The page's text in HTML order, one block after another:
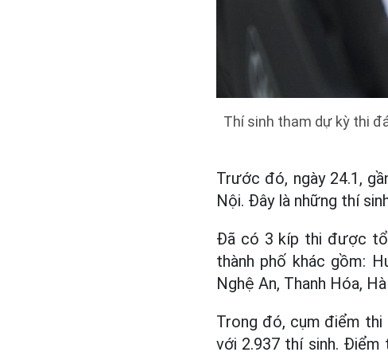
Thí sinh tham dự kỳ thi
Trước đó, ngày 24.1,
Nội. Đây là những thí
Đã có 3 kíp thi được tổ
thành phố khác gồm:
Nghệ An, Thanh Hóa,
Trong đó, cụm điểm
với 2.937 thí sinh.